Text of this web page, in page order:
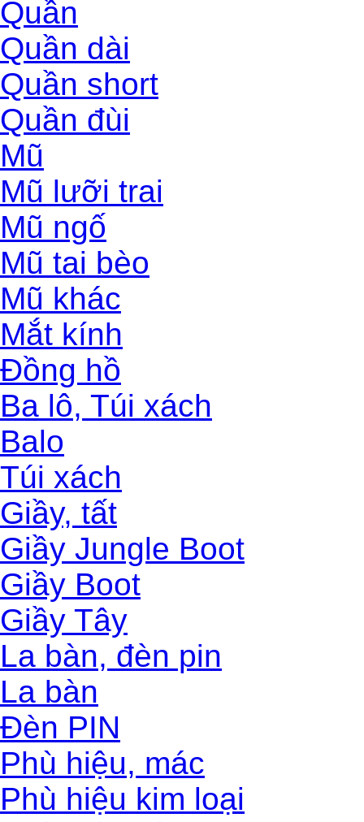
Quần
Quần dài
Quần short
Quần đùi
Mũ
Mũ lưỡi trai
Mũ ngố
Mũ tai bèo
Mũ khác
Mắt kính
Đồng hồ
Ba lô, Túi xách
Balo
Túi xách
Giầy, tất
Giầy Jungle Boot
Giầy Boot
Giầy Tây
La bàn, đèn pin
La bàn
Đèn PIN
Phù hiệu, mác
Phù hiệu kim loại